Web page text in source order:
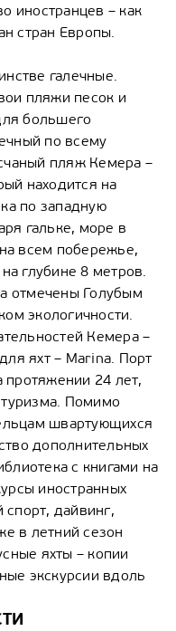
иностранцев – как
стран Европы.
галечные.
пляжи песок и
большего
по всему
пляж Кемера –
находится на
по западную
гальке, море в
всем побережье,
глубине 8 метров.
отмечены Голубым
экологичности.
Кемера –
яхт – Marina. Порт
протяжении 24 лет,
Помимо
швартующихся
дополнительных
с книгами на
иностранных
дайвинг,
в летний сезон
яхты – копии
экскурсии вдоль